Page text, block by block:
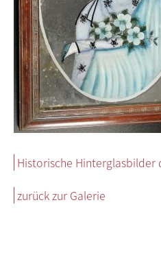
Historische Hinterglasbilder
zurück zur Galerie